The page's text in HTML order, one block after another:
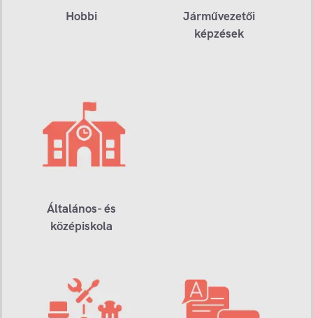
Hobbi
Járművezetői
képzések
Általános- és
középiskola